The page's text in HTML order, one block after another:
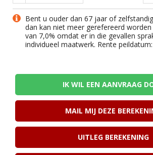
Bent u ouder dan 67 jaar of
dan kan niet meer gerefereerd
van 7,0% omdat er in die gevallen
individueel maatwerk. Rente
IK WIL EEN AANVRAAG
MAIL MIJ DEZE
UITLEG BEREKENING